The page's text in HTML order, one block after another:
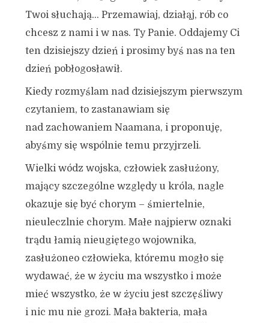
Twoi słuchają… Przemawiaj, działąj, rób co
chcesz z nami i w nas. Ty Panie. Oddajemy Ci
ten dzisiejszy dzień i prosimy byś nas na ten
dzień pobłogosławił.
Kiedy rozmyślam nad dzisiejszym pierwszym
czytaniem, to zastanawiam się
nad zachowaniem Naamana, i proponuję,
abyśmy się wspólnie temu przyjrzeli.
Wielki wódz wojska, człowiek zasłużony,
mający szczególne względy u króla, nagle
okazuje się być chorym – śmiertelnie,
nieuleczlnie chorym. Małe najpierw oznaki
trądu łamią nieugiętego wojownika,
zasłużoneo człowieka, któremu mogło się
wydawać, że w życiu ma wszystko i może
mieć wszystko, że w życiu jest szczęśliwy
i nic mu nie grozi. Mała bakteria, mała